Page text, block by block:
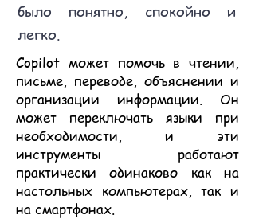
было понятно, спокойно и
легко.
Copilot может помочь в чтении,
письме, переводе, объяснении и
организации информации. Он
может переключать языки при
необходимости, и эти
инструменты работают
практически одинаково как на
настольных компьютерах, так и
на смартфонах.